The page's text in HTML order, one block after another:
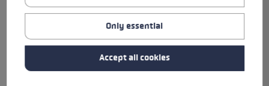
Ersatzsegment (Unterteil) für LEKI FX.One
Rohrmaterial: Carbon. Inkl. vormontierter Trail
Only essential
Accept all cookies